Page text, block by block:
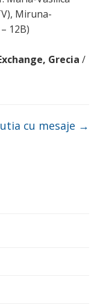
Miruna-
12B)
Grecia /
cu mesaje →